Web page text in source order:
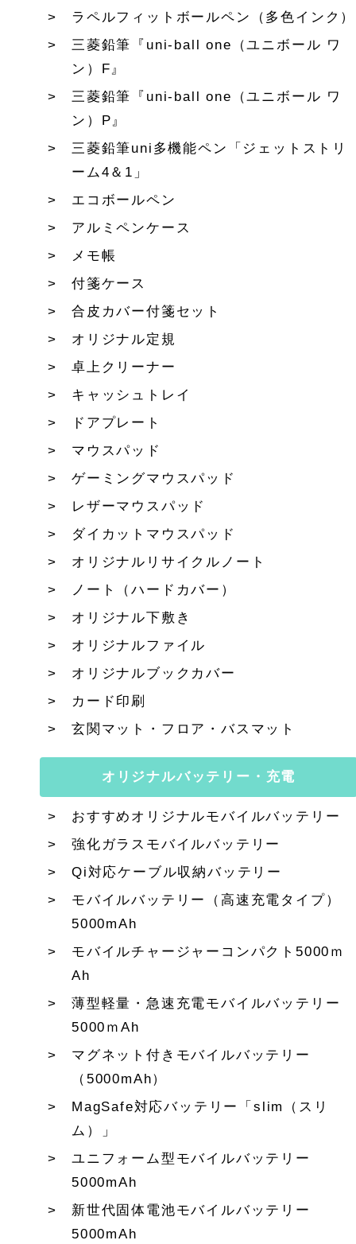
ラペルフィットボールペン（多色インク）
三菱鉛筆『uni-ball one（ユニボール ワ
ン）F』
三菱鉛筆『uni-ball one（ユニボール ワ
ン）P』
三菱鉛筆uni多機能ペン「ジェットストリ
ーム4＆1」
エコボールペン
アルミペンケース
メモ帳
付箋ケース
合皮カバー付箋セット
オリジナル定規
卓上クリーナー
キャッシュトレイ
ドアプレート
マウスパッド
ゲーミングマウスパッド
レザーマウスパッド
ダイカットマウスパッド
オリジナルリサイクルノート
ノート（ハードカバー）
オリジナル下敷き
オリジナルファイル
オリジナルブックカバー
カード印刷
玄関マット・フロア・バスマット
オリジナルバッテリー・充電
おすすめオリジナルモバイルバッテリー
強化ガラスモバイルバッテリー
Qi対応ケーブル収納バッテリー
モバイルバッテリー（高速充電タイプ）
5000mAh
モバイルチャージャーコンパクト5000ｍ
Ah
薄型軽量・急速充電モバイルバッテリー
5000ｍAh
マグネット付きモバイルバッテリー
（5000mAh）
MagSafe対応バッテリー「slim（スリ
ム）」
ユニフォーム型モバイルバッテリー
5000mAh
新世代固体電池モバイルバッテリー
5000mAh